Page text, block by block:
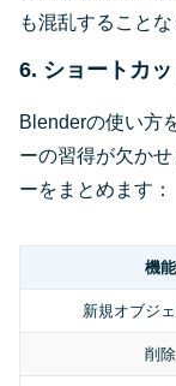
も混乱すること
6. ショートカ
Blenderの使い方
ーの習得が欠か
ーをまとめます：
機能
新規オブジ
削除